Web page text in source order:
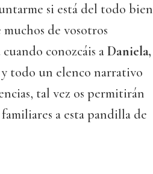
si está del todo bien
de vosotros
conozcáis aDaniela,
y todo un elenco narrativo
tal vez os permitirán
a esta pandilla de